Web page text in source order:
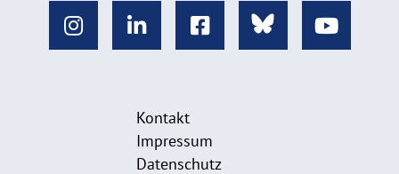
Kontakt
Impressum
Datenschutz